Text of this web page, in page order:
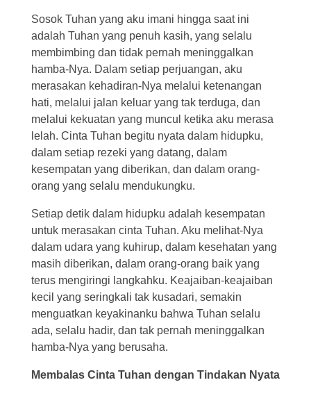
Sosok Tuhan yang aku imani hingga saat ini
adalah Tuhan yang penuh kasih, yang selalu
membimbing dan tidak pernah meninggalkan
hamba-Nya. Dalam setiap perjuangan, aku
merasakan kehadiran-Nya melalui ketenangan
hati, melalui jalan keluar yang tak terduga, dan
melalui kekuatan yang muncul ketika aku merasa
lelah. Cinta Tuhan begitu nyata dalam hidupku,
dalam setiap rezeki yang datang, dalam
kesempatan yang diberikan, dan dalam orang-
orang yang selalu mendukungku.
Setiap detik dalam hidupku adalah kesempatan
untuk merasakan cinta Tuhan. Aku melihat-Nya
dalam udara yang kuhirup, dalam kesehatan yang
masih diberikan, dalam orang-orang baik yang
terus mengiringi langkahku. Keajaiban-keajaiban
kecil yang seringkali tak kusadari, semakin
menguatkan keyakinanku bahwa Tuhan selalu
ada, selalu hadir, dan tak pernah meninggalkan
hamba-Nya yang berusaha.
Membalas Cinta Tuhan dengan Tindakan Nyata